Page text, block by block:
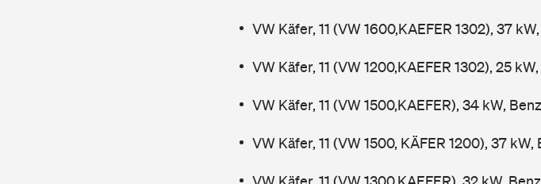
VW Käfer, 11 (VW 1600,KAEFER 1302), 37
VW Käfer, 11 (VW 1200,KAEFER 1302), 25
VW Käfer, 11 (VW 1500,KAEFER), 34 kW,
VW Käfer, 11 (VW 1500, KÄFER 1200), 37